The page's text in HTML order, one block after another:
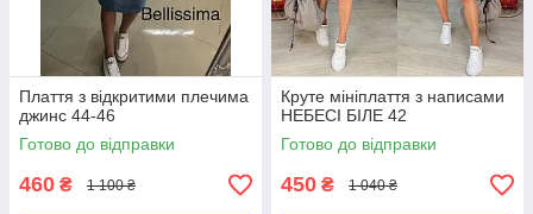
Плаття з відкритими плечима
джинс 44-46
Готово до відправки
460 ₴ 1 100 ₴
Круте мініплаття з написами
НЕБЕСІ БІЛЕ 42
Готово до відправки
450 ₴ 1 040 ₴